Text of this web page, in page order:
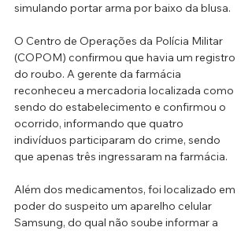
simulando portar arma por baixo da blusa.
O Centro de Operações da Polícia Militar
(COPOM) confirmou que havia um registro
do roubo. A gerente da farmácia
reconheceu a mercadoria localizada como
sendo do estabelecimento e confirmou o
ocorrido, informando que quatro
indivíduos participaram do crime, sendo
que apenas três ingressaram na farmácia.
Além dos medicamentos, foi localizado em
poder do suspeito um aparelho celular
Samsung, do qual não soube informar a